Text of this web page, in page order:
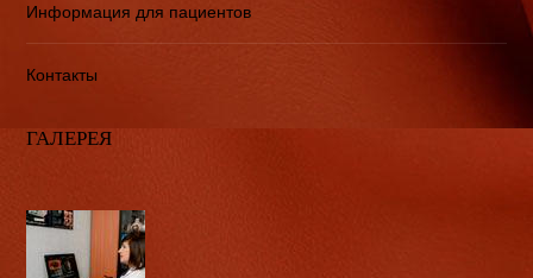
Информация для пациентов
Контакты
ГАЛЕРЕЯ